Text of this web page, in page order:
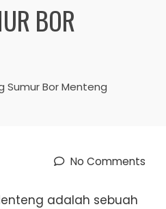
BOR
Sumur Bor Menteng
No Comments
adalah sebuah